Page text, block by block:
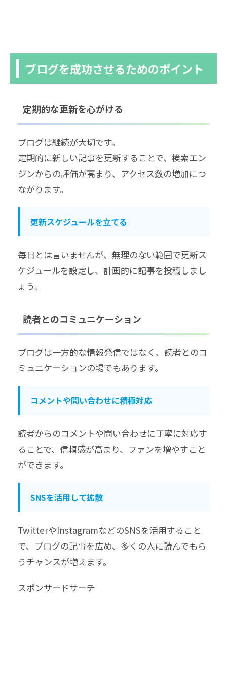
ブログを成功させるためのポイント
定期的な更新を心がける
ブログは継続が大切です。
定期的に新しい記事を更新することで、検索エン
ジンからの評価が高まり、アクセス数の増加につ
ながります。
更新スケジュールを立てる
毎日とは言いませんが、無理のない範囲で更新ス
ケジュールを設定し、計画的に記事を投稿しまし
ょう。
読者とのコミュニケーション
ブログは一方的な情報発信ではなく、読者とのコ
ミュニケーションの場でもあります。
コメントや問い合わせに積極対応
読者からのコメントや問い合わせに丁寧に対応す
ることで、信頼感が高まり、ファンを増やすこと
ができます。
SNSを活用して拡散
TwitterやInstagramなどのSNSを活用すること
で、ブログの記事を広め、多くの人に読んでもら
うチャンスが増えます。
スポンサードサーチ